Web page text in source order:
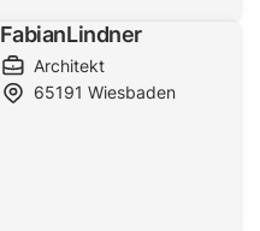
FabianLindner
Architekt
65191 Wiesbaden